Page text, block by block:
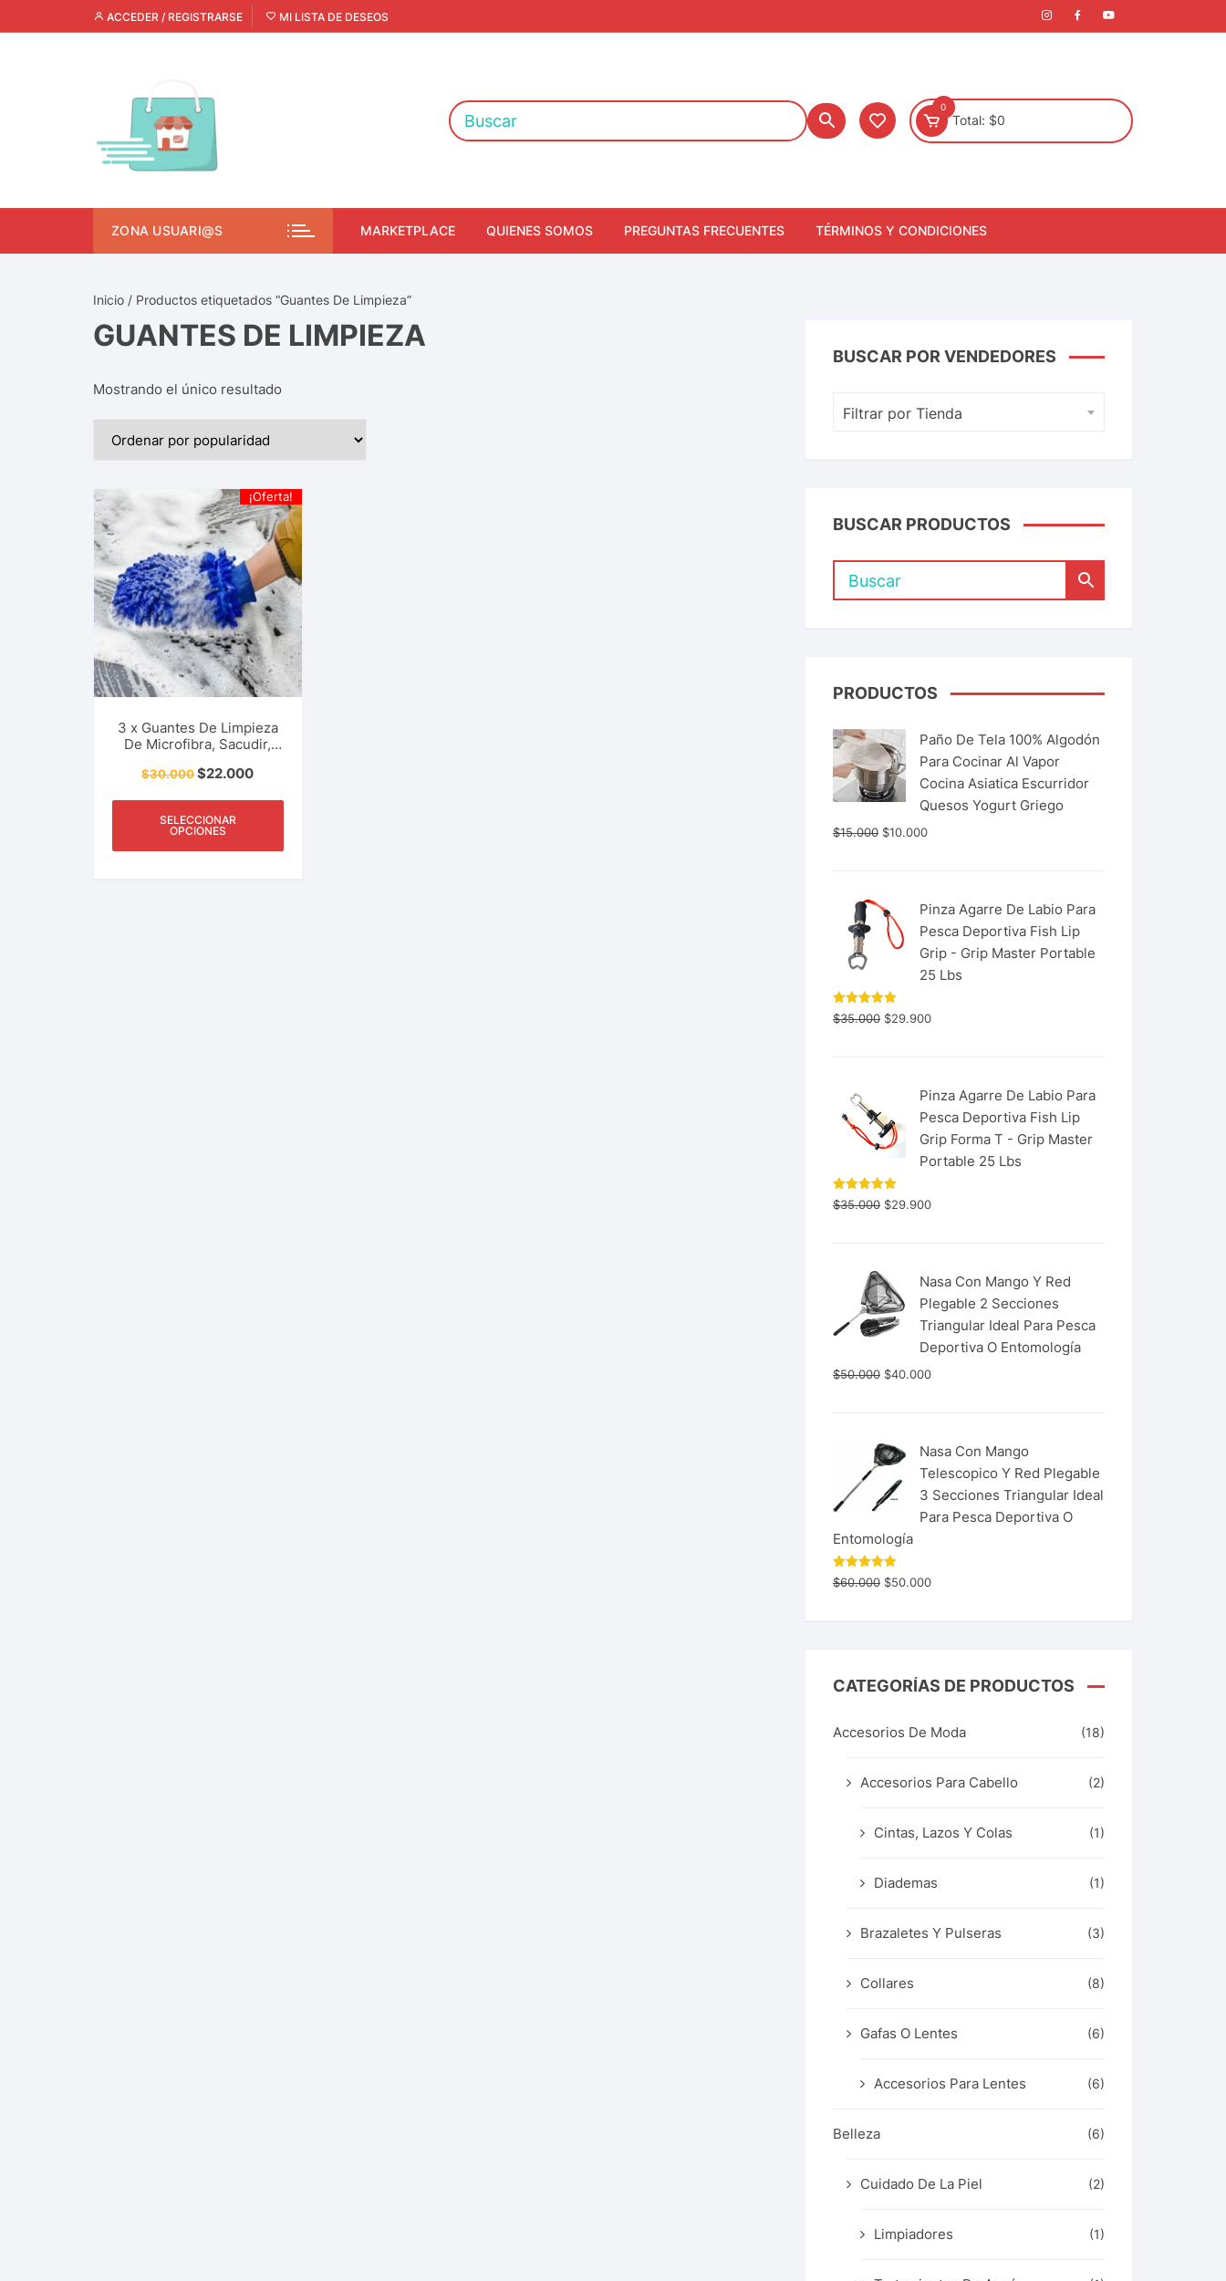
ACCEDER / REGISTRARSE MI LISTA DE DESEOS
0
Total: $0
ZONA USUARI@S MARKETPLACE QUIENES SOMOS PREGUNTAS FRECUENTES TÉRMINOS Y CONDICIONES
Inicio / Productos etiquetados “Guantes De Limpieza”
GUANTES DE LIMPIEZA
Mostrando el único resultado
¡Oferta!
3 x Guantes De Limpieza
De Microfibra, Sacudir,
Muy Absorbentes, No
Más.
$30.000$22.000
SELECCIONAR
OPCIONES
BUSCAR POR VENDEDORES
Filtrar por Tienda
BUSCAR PRODUCTOS
PRODUCTOS
Paño De Tela 100% Algodón
Para Cocinar Al Vapor
Cocina Asiatica Escurridor
Quesos Yogurt Griego
$15.000 $10.000
Pinza Agarre De Labio Para
Pesca Deportiva Fish Lip
Grip - Grip Master Portable
25 Lbs
Valorado
con 5.00
$35.000 $29.900
Pinza Agarre De Labio Para
Pesca Deportiva Fish Lip
Grip Forma T - Grip Master
Portable 25 Lbs
Valorado
con 5.00
$35.000 $29.900
Nasa Con Mango Y Red
Plegable 2 Secciones
Triangular Ideal Para Pesca
Deportiva O Entomología
$50.000 $40.000
Nasa Con Mango
Telescopico Y Red Plegable
3 Secciones Triangular Ideal
Para Pesca Deportiva O
Entomología
Valorado
con 5.00
$60.000 $50.000
CATEGORÍAS DE PRODUCTOS
Accesorios De Moda (18)
Accesorios Para Cabello (2)
Cintas, Lazos Y Colas (1)
Diademas (1)
Brazaletes Y Pulseras (3)
Collares (8)
Gafas O Lentes (6)
Accesorios Para Lentes (6)
Belleza (6)
Cuidado De La Piel (2)
Limpiadores (1)